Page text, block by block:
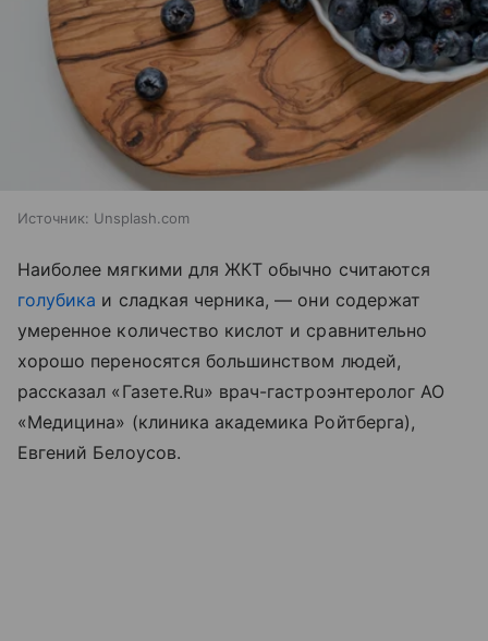
Источник: Unsplash.com
Наиболее мягкими для ЖКТ обычно считаются
голубика и сладкая черника, — они содержат
умеренное количество кислот и сравнительно
хорошо переносятся большинством людей,
рассказал «Газете.Ru» врач-гастроэнтеролог АО
«Медицина» (клиника академика Ройтберга),
Евгений Белоусов.